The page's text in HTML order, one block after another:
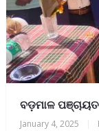
ବଡ଼ମାଳ
January 4, 2025